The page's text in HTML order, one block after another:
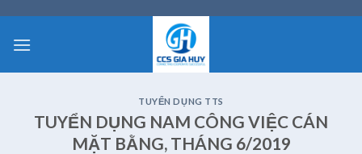
content
TUYỂN DỤNG TTS
TUYỂN DỤNG NAM CÔNG VIỆC CÁN
MẶT BẰNG, THÁNG 6/2019